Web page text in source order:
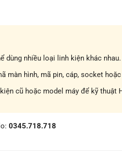
dùng nhiều loại linh kiện khác nhau.
màn hình, mã pin, cáp, socket
cũ hoặc model máy để kỹ thuật
0345.718.718